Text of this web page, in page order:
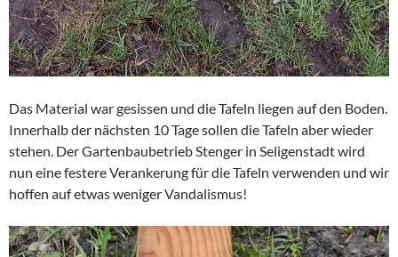
Das Material war gesissen und die Tafeln liegen auf den Boden.
Innerhalb der nächsten 10 Tage sollen die Tafeln aber wieder
stehen. Der Gartenbaubetrieb Stenger in Seligenstadt wird
nun eine festere Verankerung für die Tafeln verwenden und wir
hoffen auf etwas weniger Vandalismus!